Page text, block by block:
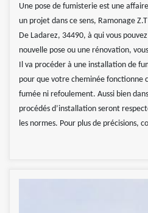
Une pose de fumisterie est une
un projet dans ce sens, Ramonage
De Ladarez, 34490, à qui vous
nouvelle pose ou une rénovation,
Il va procéder à une installation de
pour que votre cheminée fonctionne
fumée ni refoulement. Aussi bien
procédés d’installation seront
les normes. Pour plus de précisions,